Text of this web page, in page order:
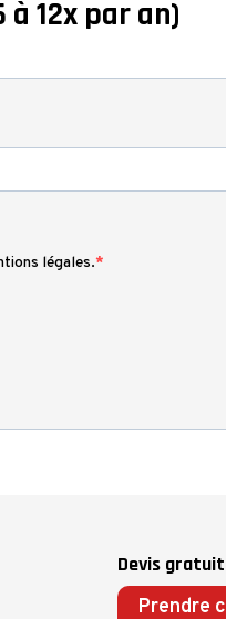
12x par an)
légales.
Devis gratuit
Prendre